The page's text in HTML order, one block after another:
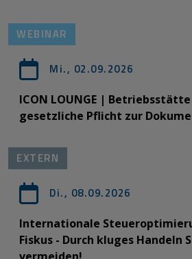
WEBINAR
Mi., 02.09.2026
ICON LOUNGE |
gesetzliche Pflicht zur
EXTERN
Di., 08.09.2026
Internationale
Fiskus - Durch kluges Handeln